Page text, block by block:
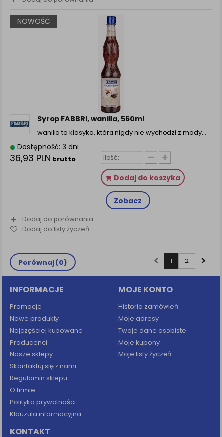
NOWOŚĆ
Syrop FABBRI, wanilia, 560ml
wanilia to klasyka, która nigdy nie wychodzi z mody…
Dostępność: 3 dni
36,93 PLN brutto
Dodaj do koszyka
Zobacz
Dodaj do porównania
Dodaj do listy życzeń
Porównaj (0) 1 2
INFORMACJE
Promocje
Nowe produkty
Najczęściej kupowane
Producenci
Nasze sklepy
Skontaktuj się z nami
Regulamin sklepu
O firmie
Polityka prywatności
Klauzula informacyjna
MOJE KONTO
Historia zamówień
Moje adresy
Twoje dane osobiste
Moje kupony
Moje listy życzeń
KONTAKT